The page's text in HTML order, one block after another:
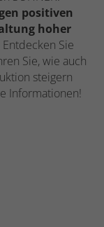
positiven
hoher
Entdecken Sie
Sie, wie auch
steigern
Informationen!